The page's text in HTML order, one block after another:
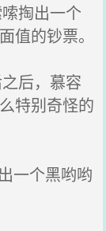
掏出一个
的钞票。
后，慕容
特别奇怪的
一个黑哟哟